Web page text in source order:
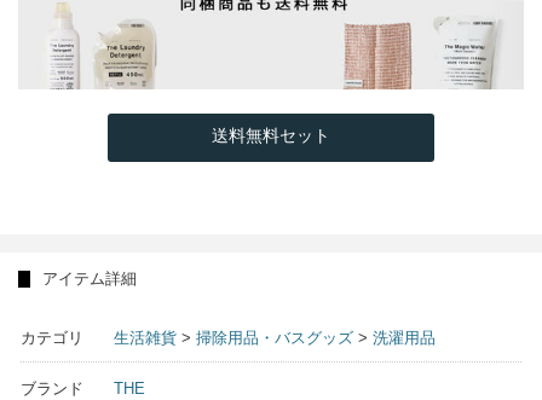
送料無料セット
アイテム詳細
カテゴリ 生活雑貨 > 掃除用品・バスグッズ > 洗濯用品
ブランド THE